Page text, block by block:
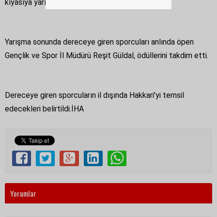
kıyasıya yarıştı.
Yarışma sonunda dereceye giren sporcuları anlında öpen
Gençlik ve Spor İl Müdürü Reşit Güldal, ödüllerini takdim etti.
Dereceye giren sporcuların il dışında Hakkari'yi temsil
edecekleri belirtildi.İHA
Yorumlar